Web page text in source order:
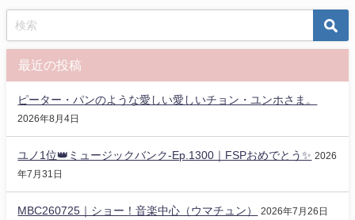
最近の投稿
ピーター・パンのような愛しい愛しいチョン・ユンホさま。
2026年8月4日
ユノ1位👑ミュージックバンク-Ep.1300｜FSPおめでとう✨️ 2026
年7月31日
MBC260725｜ショー！音楽中心（ウマチュン） 2026年7月26日